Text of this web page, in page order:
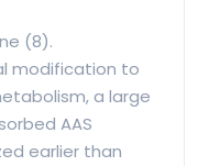
(8).
modification to
a large
AAS
earlier than